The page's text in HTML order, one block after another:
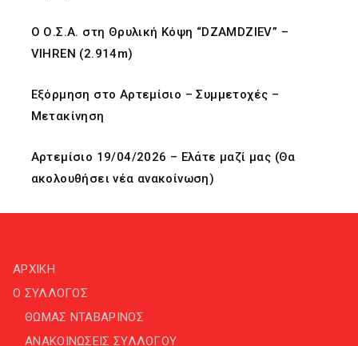
O Ο.Σ.Α. στη Θρυλική Κόψη “DZAMDZIEV” –
VIHREN (2.914m)
Εξόρμηση στο Αρτεμίσιο – Συμμετοχές –
Μετακίνηση
Αρτεμίσιο 19/04/2026 – Ελάτε μαζί μας (Θα
ακολουθήσει νέα ανακοίνωση)
ΑΡΧΙΚΗ
Ο ΣΥΛΛΟΓΟΣ
ΘΩΜΑΣ ΝΤΑΒΑΡΙΝΟΣ
ΑΝΑΚΟΙΝΩΣΕΙΣ ΣΥΛΛΟΓΟΥ